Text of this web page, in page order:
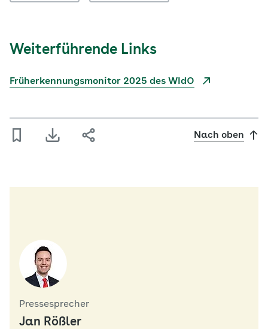
Weiterführende Links
Früherkennungsmonitor 2025 des WIdO
Nach oben
Pressesprecher
Jan Rößler